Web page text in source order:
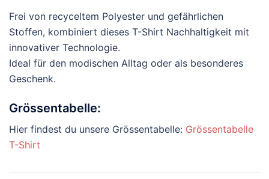
Frei von recyceltem Polyester und gefährlichen
Stoffen, kombiniert dieses T-Shirt Nachhaltigkeit mit
innovativer Technologie.
Ideal für den modischen Alltag oder als besonderes
Geschenk.
Grössentabelle:
Hier findest du unsere Grössentabelle: Grössentabelle
T-Shirt